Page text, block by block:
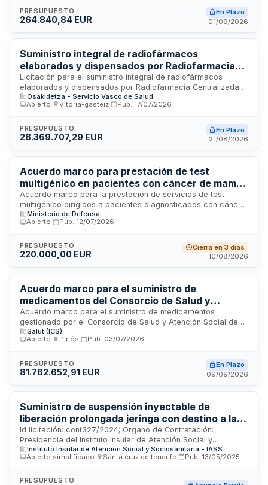
duración inicial es de un año, con posibilidad de prórrogas
según términos contractuales.
PRESUPUESTO
264.840,84 EUR
En Plazo
01/09/2026
Suministro integral de radiofármacos
elaborados y dispensados por Radiofarmacia
Centralizada para los Servicios de Medicina
Nuclear de Osakidetza
Licitación para el suministro integral de radiofármacos
elaborados y dispensados por Radiofarmacia Centralizada
destinados a los Servicios de Medicina Nuclear de
Osakidetza. El contrato abarca el suministro a cuatro
diferentes localidades del País Vasco: OSI Araba, OSI Bilbao-
Basurto, OSI Ezkerraldea-Enkarterri-Cruces y OSI
se encuentran subordinadas a las necesidades reales de las
organizaciones de servicios, sin que variaciones en las
cantidades den lugar a compensación económica.
Osakidetza - Servicio Vasco de Salud
Abierto
Vitoria-gasteiz Pub. 17/07/2026
PRESUPUESTO
28.369.707,29 EUR
En Plazo
21/08/2026
Acuerdo marco para prestación de test
multigénico en pacientes con cáncer de mama
localizado - Inspección General de Sanidad de
la Defensa
Acuerdo marco para la prestación de servicios de test
multigénico dirigidos a pacientes diagnosticados con cáncer
de mama localizado. El servicio incluye la valoración
pronóstica y predictiva de la respuesta terapéutica mediante
convocada por la Inspección General de Sanidad de la
Defensa, organismo responsable de la gestión sanitaria en el
duración de dos años más dos prórroga anuales renovables
y está destinado a mejorar la precisión diagnóstica y
personalización del tratamiento oncológico en pacientes del
sistema sanitario militar.
Ministerio de Defensa
Abierto
Pub. 12/07/2026
PRESUPUESTO
220.000,00 EUR
Cierra en 3 días
10/08/2026
Acuerdo marco para el suministro de
medicamentos del Consorcio de Salud y
Atención Social de Cataluña
Acuerdo marco para el suministro de medicamentos
gestionado por el Consorcio de Salud y Atención Social de
Cataluña dirigido a los centros adheridos. Los licitadores
pueden presentar ofertas por lotes individualizados según
obligatoriedad de presentar oferta en todos ellos. Los
proveedores deben garantizar capacidad de producción
incondicionalmente las cláusulas administrativas del pliego.
La selección de la mejor oferta se realiza según criterios de
relación calidad-precio.
Salut (ICS)
Abierto
Pinós Pub. 03/07/2026
PRESUPUESTO
81.762.652,91 EUR
En Plazo
09/09/2026
Suministro de suspensión inyectable de
liberación prolongada jeringa con destino a la
Farmacia del Hospital Febles Campos, centro
dependiente de la Unidad de Atención a la
Dependencia del Instituto Insular de Atención
Id licitación: cont327/2024; Órgano de Contratación:
Presidencia del Instituto Insular de Atención Social y
Sociosanitaria - IASS; Importe: 34332.96 EUR; Estado: PRE
Instituto Insular de Atención Social y Sociosanitaria - IASS
Abierto simplificado
Santa cruz de tenerife Pub. 13/05/2025
PRESUPUESTO